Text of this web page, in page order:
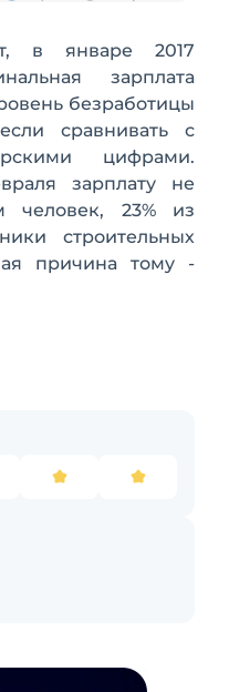
в январе 2017
зарплата
безработицы
сравнивать с
цифрами.
зарплату не
человек, 23% из
строительных
причина тому -